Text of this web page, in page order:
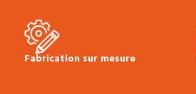
stock.
Fabrication sur mesure